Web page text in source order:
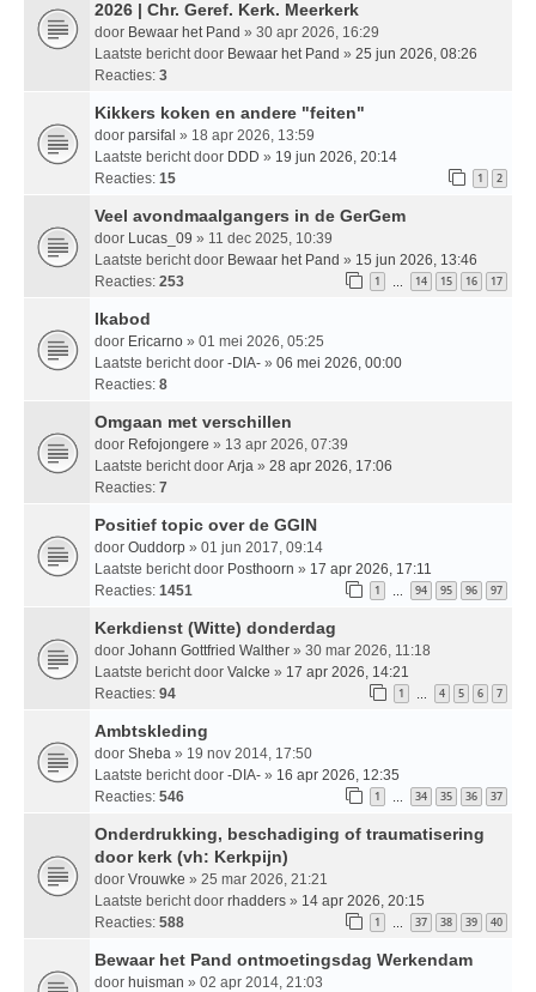
2026 | Chr. Geref. Kerk. Meerkerk
door Bewaar het Pand » 30 apr 2026, 16:29
Laatste bericht door Bewaar het Pand » 25 jun 2026, 08:26
Reacties: 3
Kikkers koken en andere "feiten"
door parsifal » 18 apr 2026, 13:59
Laatste bericht door DDD » 19 jun 2026, 20:14
Reacties: 15 1 2
Veel avondmaalgangers in de GerGem
door Lucas_09 » 11 dec 2025, 10:39
Laatste bericht door Bewaar het Pand » 15 jun 2026, 13:46
Reacties: 253 1 … 14 15 16 17
Ikabod
door Ericarno » 01 mei 2026, 05:25
Laatste bericht door -DIA- » 06 mei 2026, 00:00
Reacties: 8
Omgaan met verschillen
door Refojongere » 13 apr 2026, 07:39
Laatste bericht door Arja » 28 apr 2026, 17:06
Reacties: 7
Positief topic over de GGIN
door Ouddorp » 01 jun 2017, 09:14
Laatste bericht door Posthoorn » 17 apr 2026, 17:11
Reacties: 1451 1 … 94 95 96 97
Kerkdienst (Witte) donderdag
door Johann Gottfried Walther » 30 mar 2026, 11:18
Laatste bericht door Valcke » 17 apr 2026, 14:21
Reacties: 94 1 … 4 5 6 7
Ambtskleding
door Sheba » 19 nov 2014, 17:50
Laatste bericht door -DIA- » 16 apr 2026, 12:35
Reacties: 546 1 … 34 35 36 37
Onderdrukking, beschadiging of traumatisering
door kerk (vh: Kerkpijn)
door Vrouwke » 25 mar 2026, 21:21
Laatste bericht door rhadders » 14 apr 2026, 20:15
Reacties: 588 1 … 37 38 39 40
Bewaar het Pand ontmoetingsdag Werkendam
door huisman » 02 apr 2014, 21:03